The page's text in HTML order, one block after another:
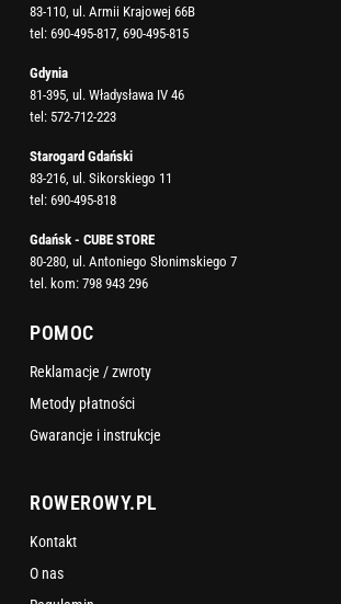
83-110, ul. Armii Krajowej 66B
tel: 690-495-817, 690-495-815
Gdynia
81-395, ul. Władysława IV 46
tel: 572-712-223
Starogard Gdański
83-216, ul. Sikorskiego 11
tel: 690-495-818
Gdańsk - CUBE STORE
80-280, ul. Antoniego Słonimskiego 7
tel. kom: 798 943 296
POMOC
Reklamacje / zwroty
Metody płatności
Gwarancje i instrukcje
ROWEROWY.PL
Kontakt
O nas